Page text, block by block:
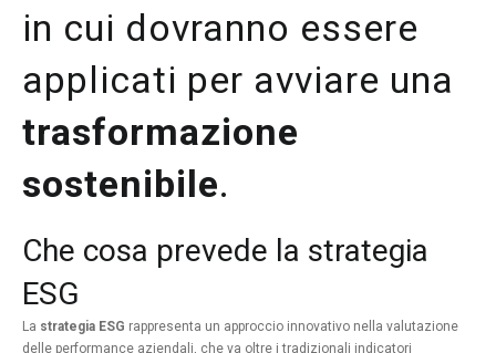
in cui dovranno essere
applicati per avviare una
trasformazione
sostenibile.
Che cosa prevede la strategia
ESG
La strategia ESG rappresenta un approccio innovativo nella valutazione
delle performance aziendali, che va oltre i tradizionali indicatori